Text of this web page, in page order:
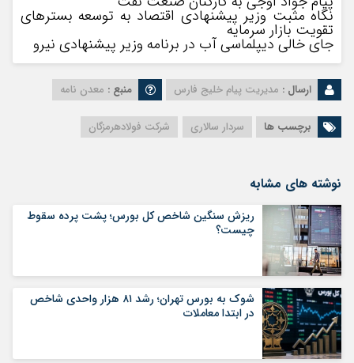
نگاه مثبت وزیر پیشنهادی اقتصاد به توسعه بسترهای
تقویت بازار سرمایه
جای خالی دیپلماسی آب در برنامه وزیر پیشنهادی نیرو
ارسال : مدیریت پیام خلیج فارس منبع : معدن نامه
برچسب ها سردار سالاری شرکت فولادهرمزگان
نوشته های مشابه
ریزش سنگین شاخص کل بورس؛ پشت پرده سقوط
چیست؟
شوک به بورس تهران؛ رشد ۸۱ هزار واحدی شاخص
در ابتدا معاملات